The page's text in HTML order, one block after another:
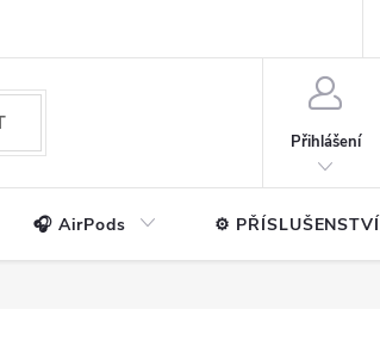
Přihlášení
🎧 AirPods ⚙️ PŘÍSLUŠENSTVÍ